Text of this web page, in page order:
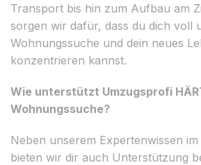
Transport bis hin zum Aufbau am
sorgen wir dafür, dass du dich voll
Wohnungssuche und dein neues
konzentrieren kannst.
Wie unterstützt Umzugsprofi
Wohnungssuche?
Neben unserem Expertenwissen
bieten wir dir auch Unterstützung